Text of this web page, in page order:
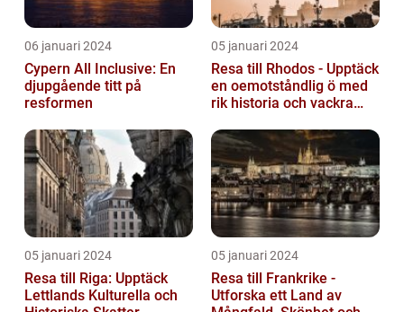
06 januari 2024
Cypern All Inclusive: En
djupgående titt på
resformen
05 januari 2024
Resa till Rhodos - Upptäck
en oemotståndlig ö med
rik historia och vackra
05 januari 2024
Resa till Riga: Upptäck
Lettlands Kulturella och
05 januari 2024
Resa till Frankrike -
Utforska ett Land av